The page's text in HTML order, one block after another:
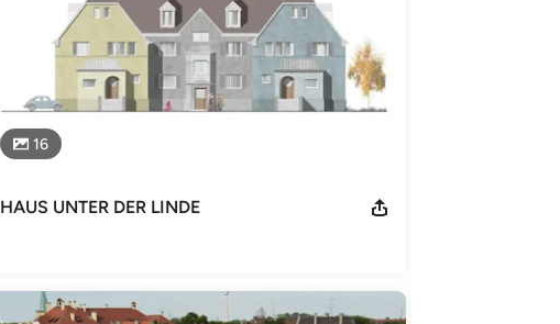
16
HAUS UNTER DER LINDE